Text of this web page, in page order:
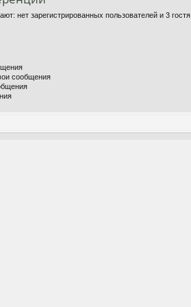
нет зарегистрированных пользователей и 3 гостя
сообщения